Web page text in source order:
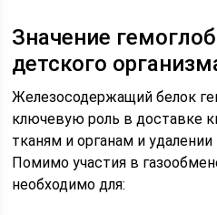
Значение
детского
Железосодержащий белок
ключевую роль в доставке
тканям и органам и удалении
Помимо участия в
необходимо для: